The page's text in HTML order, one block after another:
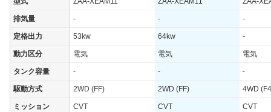
排気量 - - -
定格出力 53kw 64kw -
動力区分 電気 電気 電気
タンク容量 - - -
駆動方式 2WD (FF) 2WD (FF) 4WD
ミッション CVT CVT CVT